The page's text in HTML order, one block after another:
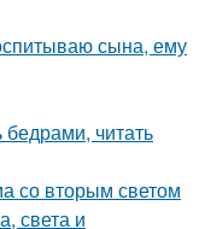
сына, ему
бедрами, читать
со вторым светом
света и